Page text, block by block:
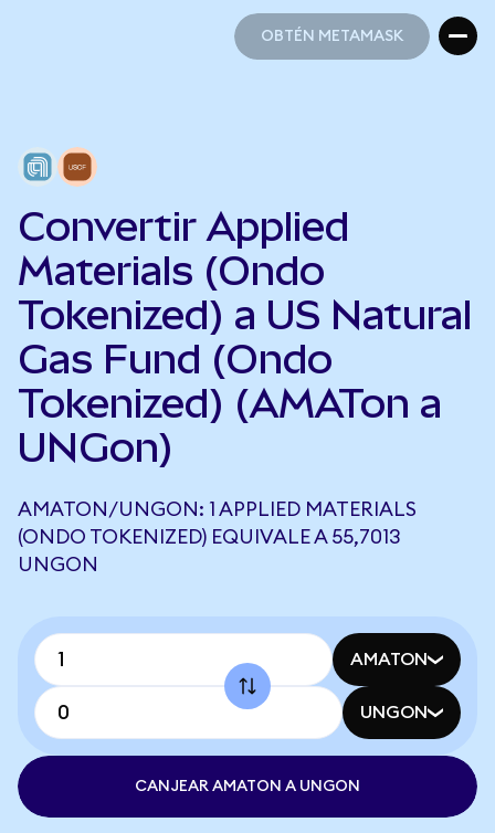
OBTÉN METAMASK
Convertir Applied
Materials (Ondo
Tokenized) a US Natural
Gas Fund (Ondo
Tokenized) (AMATon a
UNGon)
AMATON/UNGON: 1 APPLIED MATERIALS
(ONDO TOKENIZED) EQUIVALE A 55,7013
UNGON
AMATON
UNGON
CANJEAR AMATON A UNGON